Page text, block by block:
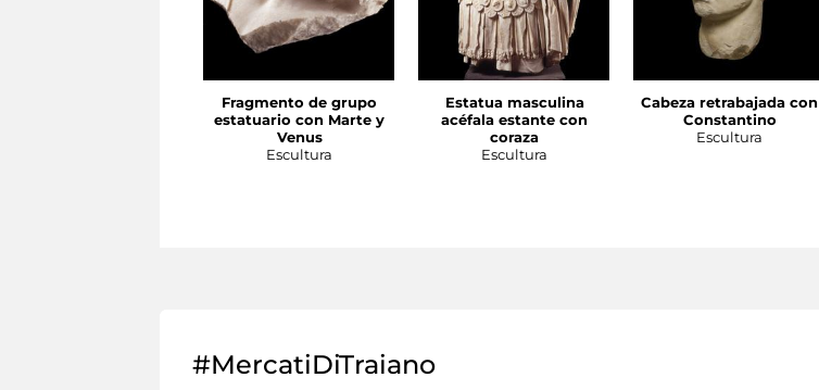
Fragmento de grupo
estatuario con Marte y
Venus
Escultura
Estatua masculina
acéfala estante con
coraza
Escultura
Cabeza retrabajada con
Constantino
Escultura
#MercatiDiTraiano